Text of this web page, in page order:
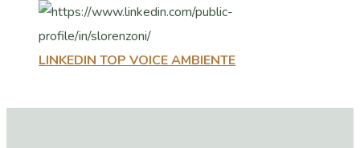
LINKEDIN TOP VOICE AMBIENTE